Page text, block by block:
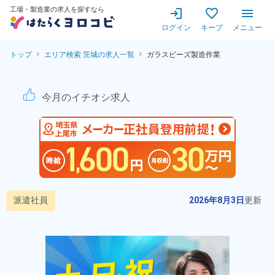
工場・製造業の求人を探すなら
ログイン キープ メニュー
トップ エリア検索 茨城の求人一覧 ガラスビーズ製造作業
ガラスビーズ製造作業！月
今月のイチオシ求人
派遣社員 2026年8月3日更新